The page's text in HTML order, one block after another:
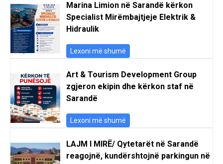
Marina Limion në Sarandë kërkon
Specialist Mirëmbajtjeje Elektrik &
Hidraulik
Lexoni më shumë
Art & Tourism Development Group
zgjeron ekipin dhe kërkon staf në
Sarandë
Lexoni më shumë
LAJM I MIRË/ Qytetarët në Sarandë
reagojnë, kundërshtojnë parkingun në